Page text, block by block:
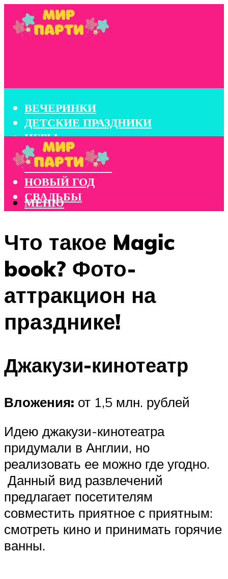
ВЕЧЕРИНКИ
ДЕТСКИЕ ПРАЗДНИКИ
ИГРЫ
КОНКУРСЫ
КОРПОРАТИВЫ
НОВЫЙ ГОД
СВАДЬБЫ
МЕНЮ
Что такое Magic
book? Фото-
аттракцион на
празднике!
Джакузи-кинотеатр
Вложения: от 1,5 млн. рублей
Идею джакузи-кинотеатра
придумали в Англии, но
реализовать ее можно где угодно.
Данный вид развлечений
предлагает посетителям
совместить приятное с приятным:
смотреть кино и принимать горячие
ванны.